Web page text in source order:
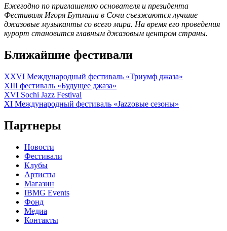
Ежегодно по приглашению основателя и президента
Фестиваля Игоря Бутмана в Сочи съезжаются лучшие
джазовые музыканты со всего мира. На время его проведения
курорт становится главным джазовым центром страны.
Ближайшие фестивали
XXVI Международный фестиваль «Триумф джаза»
XIII фестиваль «Будущее джаза»
XVI Sochi Jazz Festival
XI Международный фестиваль «Jazzовые сезоны»
Партнеры
Новости
Фестивали
Клубы
Артисты
Магазин
IBMG Events
Фонд
Медиа
Контакты